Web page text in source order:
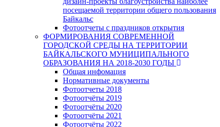
посещаемой территории общего пользования
Байкальс
Фотоотчеты с праздников открытия
ФОРМИРОВАНИЯ СОВРЕМЕННОЙ
ГОРОДСКОЙ СРЕДЫ НА ТЕРРИТОРИИ
БАЙКАЛЬСКОГО МУНИЦИПАЛЬНОГО
ОБРАЗОВАНИЯ НА 2018-2030 ГОДЫ
Общая инфомация
Нормативные документы
Фотоотчеты 2018
Фотоотчёты 2019
Фотоотчёты 2020
Фотоотчёты 2021
Фотоотчёты 2022